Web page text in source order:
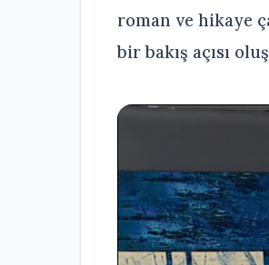
roman ve hikaye
bir bakış açısı